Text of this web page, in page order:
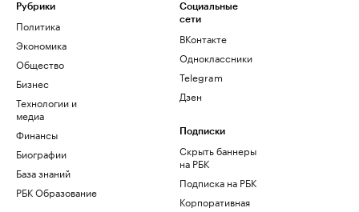
Рубрики
Политика
Экономика
Общество
Бизнес
Технологии и
медиа
Финансы
Биографии
База знаний
РБК Образование
Социальные
сети
ВКонтакте
Одноклассники
Telegram
Дзен
Подписки
Скрыть баннеры
на РБК
Подписка на РБК
Корпоративная